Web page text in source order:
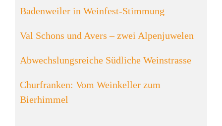
Badenweiler in Weinfest-Stimmung
Val Schons und Avers – zwei Alpenjuwelen
Abwechslungsreiche Südliche Weinstrasse
Churfranken: Vom Weinkeller zum
Bierhimmel